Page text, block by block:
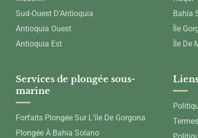
Sud-Ouest D'Antioquia
Antioquia Ouest
Antioquia Est
Services de plongée sous-
marine
Forfaits Plongée Sur L'île De Gorgona
Plongée À Bahia Solano
Bahia
Île
Île De